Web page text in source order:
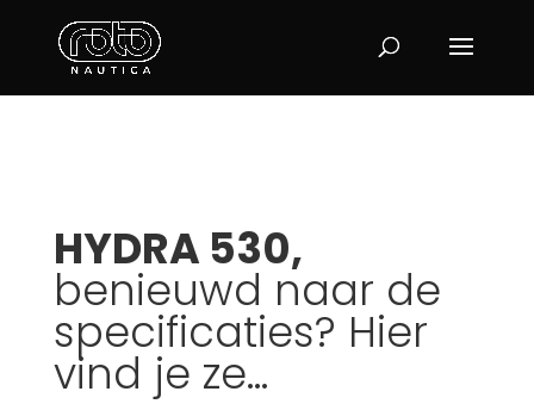
HYDRA 530,
benieuwd naar de
specificaties? Hier
vind je ze…